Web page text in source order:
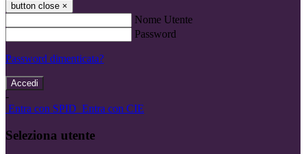
button close ×
Nome Utente
Password
Password dimenticata?
-
Entra con SPID Entra con CIE
Seleziona utente